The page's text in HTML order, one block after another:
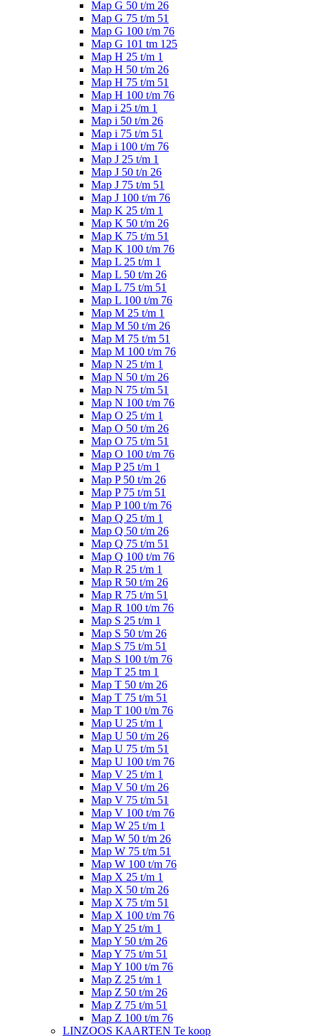
Map G 50 t/m 26
Map G 75 t/m 51
Map G 100 t/m 76
Map G 101 tm 125
Map H 25 t/m 1
Map H 50 t/m 26
Map H 75 t/m 51
Map H 100 t/m 76
Map i 25 t/m 1
Map i 50 t/m 26
Map i 75 t/m 51
Map i 100 t/m 76
Map J 25 t/m 1
Map J 50 t/n 26
Map J 75 t/m 51
Map J 100 t/m 76
Map K 25 t/m 1
Map K 50 t/m 26
Map K 75 t/m 51
Map K 100 t/m 76
Map L 25 t/m 1
Map L 50 t/m 26
Map L 75 t/m 51
Map L 100 t/m 76
Map M 25 t/m 1
Map M 50 t/m 26
Map M 75 t/m 51
Map M 100 t/m 76
Map N 25 t/m 1
Map N 50 t/m 26
Map N 75 t/m 51
Map N 100 t/m 76
Map O 25 t/m 1
Map O 50 t/m 26
Map O 75 t/m 51
Map O 100 t/m 76
Map P 25 t/m 1
Map P 50 t/m 26
Map P 75 t/m 51
Map P 100 t/m 76
Map Q 25 t/m 1
Map Q 50 t/m 26
Map Q 75 t/m 51
Map Q 100 t/m 76
Map R 25 t/m 1
Map R 50 t/m 26
Map R 75 t/m 51
Map R 100 t/m 76
Map S 25 t/m 1
Map S 50 t/m 26
Map S 75 t/m 51
Map S 100 t/m 76
Map T 25 tm 1
Map T 50 t/m 26
Map T 75 t/m 51
Map T 100 t/m 76
Map U 25 t/m 1
Map U 50 t/m 26
Map U 75 t/m 51
Map U 100 t/m 76
Map V 25 t/m 1
Map V 50 t/m 26
Map V 75 t/m 51
Map V 100 t/m 76
Map W 25 t/m 1
Map W 50 t/m 26
Map W 75 t/m 51
Map W 100 t/m 76
Map X 25 t/m 1
Map X 50 t/m 26
Map X 75 t/m 51
Map X 100 t/m 76
Map Y 25 t/m 1
Map Y 50 t/m 26
Map Y 75 t/m 51
Map Y 100 t/m 76
Map Z 25 t/m 1
Map Z 50 t/m 26
Map Z 75 t/m 51
Map Z 100 t/m 76
LINZOOS KAARTEN Te koop